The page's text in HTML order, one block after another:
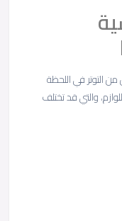
التوتر في اللحظة
والتي قد تختلف